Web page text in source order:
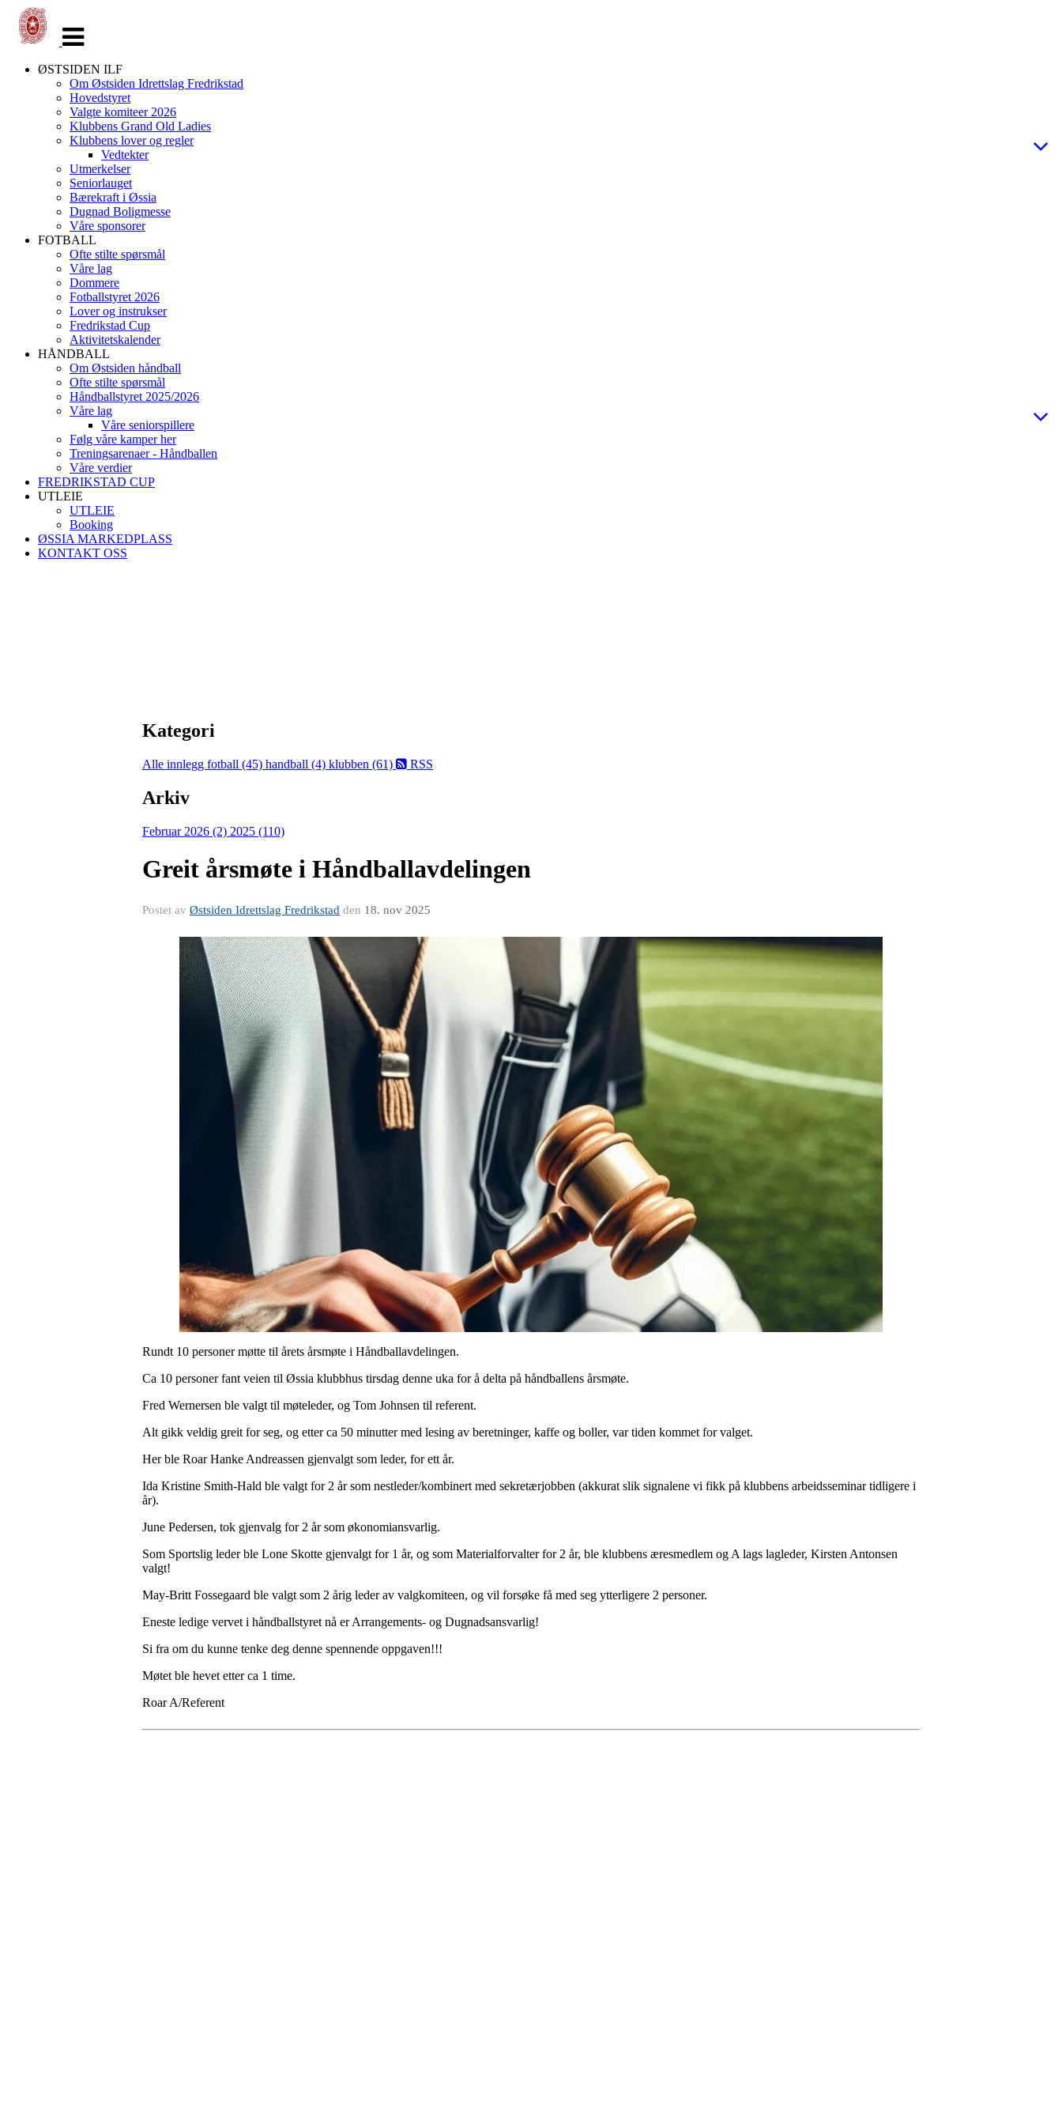
navigasjon
ØSTSIDEN ILF
Om Østsiden Idrettslag Fredrikstad
Hovedstyret
Valgte komiteer 2026
Klubbens Grand Old Ladies
Klubbens lover og regler
Vedtekter
Utmerkelser
Seniorlauget
Bærekraft i Øssia
Dugnad Boligmesse
Våre sponsorer
FOTBALL
Ofte stilte spørsmål
Våre lag
Dommere
Fotballstyret 2026
Lover og instrukser
Fredrikstad Cup
Aktivitetskalender
HÅNDBALL
Om Østsiden håndball
Ofte stilte spørsmål
Håndballstyret 2025/2026
Våre lag
Våre seniorspillere
Følg våre kamper her
Treningsarenaer - Håndballen
Våre verdier
FREDRIKSTAD CUP
UTLEIE
UTLEIE
Booking
ØSSIA MARKEDPLASS
KONTAKT OSS
Kategori
Alle innlegg fotball (45) handball (4) klubben (61) RSS
Arkiv
Februar 2026 (2) 2025 (110)
Greit årsmøte i Håndballavdelingen
Postet av Østsiden Idrettslag Fredrikstad den 18. nov 2025
Rundt 10 personer møtte til årets årsmøte i Håndballavdelingen.
Ca 10 personer fant veien til Øssia klubbhus tirsdag denne uka for å delta på håndballens årsmøte.
Fred Wernersen ble valgt til møteleder, og Tom Johnsen til referent.
Alt gikk veldig greit for seg, og etter ca 50 minutter med lesing av beretninger, kaffe og boller, var tiden kommet for valget.
Her ble Roar Hanke Andreassen gjenvalgt som leder, for ett år.
Ida Kristine Smith-Hald ble valgt for 2 år som nestleder/kombinert med sekretærjobben (akkurat slik signalene vi fikk på klubbens arbeidsseminar tidligere i
år).
June Pedersen, tok gjenvalg for 2 år som økonomiansvarlig.
Som Sportslig leder ble Lone Skotte gjenvalgt for 1 år, og som Materialforvalter for 2 år, ble klubbens æresmedlem og A lags lagleder, Kirsten Antonsen
valgt!
May-Britt Fossegaard ble valgt som 2 årig leder av valgkomiteen, og vil forsøke få med seg ytterligere 2 personer.
Eneste ledige vervet i håndballstyret nå er Arrangements- og Dugnadsansvarlig!
Si fra om du kunne tenke deg denne spennende oppgaven!!!
Møtet ble hevet etter ca 1 time.
Roar A/Referent